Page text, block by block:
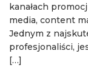
kanałach
media, content
Jednym z
profesjonaliści,
[…]